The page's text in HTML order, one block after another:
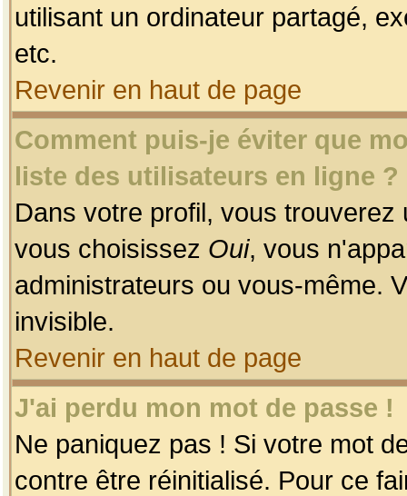
utilisant un ordinateur partagé,
etc.
Revenir en haut de page
Comment puis-je éviter que
liste des utilisateurs en ligne ?
Dans votre profil, vous
vous choisissez Oui, vous
administrateurs ou vous-même.
invisible.
Revenir en haut de page
J'ai perdu mon mot de passe !
Ne paniquez pas ! Si votre mot
contre être réinitialisé. Pour ce